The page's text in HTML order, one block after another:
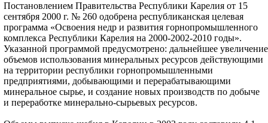
Постановлением Правительства Республики Карелия от 15
сентября 2000 г. № 260 одобрена республиканская целевая
программа «Освоения недр и развития горнопромышленного
комплекса Республики Карелия на 2000-2002-2010 годы».
Указанной программой предусмотрено: дальнейшее увеличение
объемов использования минеральных ресурсов действующими
на территории республики горнопромышленными
предприятиями, добывающими и перерабатывающими
минеральное сырье, и создание новых производств по добыче
и переработке минерально-сырьевых ресурсов.